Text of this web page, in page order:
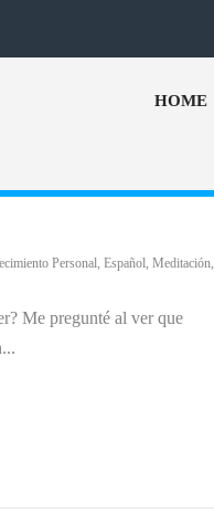
HOME
Personal, Español, Meditación,
Me pregunté al ver que